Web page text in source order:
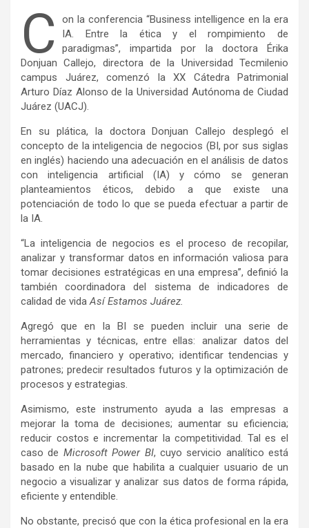
C
on la conferencia “Business intelligence en la era
IA. Entre la ética y el rompimiento de
paradigmas”,
impartida por la doctora Érika
Donjuan Callejo, directora de la Universidad Tecmilenio
campus Juárez, comenzó la XX Cátedra Patrimonial
Arturo Díaz Alonso de la Universidad Autónoma de Ciudad
Juárez (UACJ).
En su plática, la doctora Donjuan Callejo desplegó el
concepto de la inteligencia de negocios (BI, por sus siglas
en inglés) haciendo una adecuación en el análisis de datos
con inteligencia artificial (IA) y cómo se generan
planteamientos éticos, debido a que existe una
potenciación de todo lo que se pueda efectuar a partir de
la IA.
“La inteligencia de negocios es el proceso de recopilar,
analizar y transformar datos en información valiosa para
tomar decisiones estratégicas en una empresa”, definió la
también coordinadora del sistema de indicadores de
calidad de vidaAsí Estamos Juárez.
Agregó que en la BI se pueden incluir una serie de
herramientas y técnicas, entre ellas: analizar datos del
mercado, financiero y operativo; identificar tendencias y
patrones; predecir resultados futuros y la optimización de
procesos y estrategias.
Asimismo, este instrumento ayuda a las empresas a
mejorar la toma de decisiones; aumentar su eficiencia;
reducir costos e incrementar la competitividad. Tal es el
caso de Microsoft Power BI, cuyo servicio analítico está
basado en la nube que habilita a cualquier usuario de un
negocio a visualizar y analizar sus datos de forma rápida,
eficiente y entendible.
No obstante, precisó que con la ética profesional en la era